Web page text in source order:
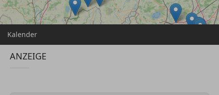
Kalender
ANZEIGE